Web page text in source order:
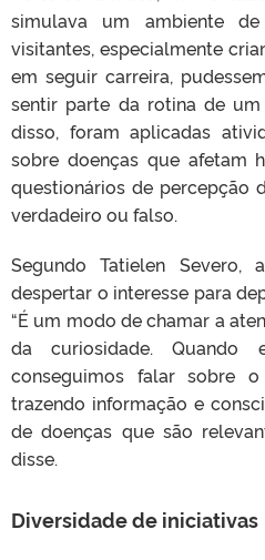
simulava um ambiente
visitantes, especialmente
em seguir carreira,
sentir parte da rotina de
disso, foram aplicadas
sobre doenças que afetam
questionários de percepção
verdadeiro ou falso.
Segundo Tatielen
despertar o interesse para
“É um modo de chamar a
da curiosidade. Quando
conseguimos falar sobre
trazendo informação e
de doenças que são
disse.
Diversidade de iniciativas